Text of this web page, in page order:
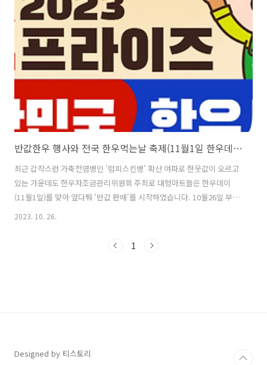
회 되시기 바랍니다. 1. 2024 소프라이즈 행사- 행사기간 :
2024.05.01(화) ~ 05.09(목)- 전국 대형마트, 농축협매장 등 오프라인 매
장과 온라인 쇼핑몰 반값한우 매장확인하기 2. 온라인 한우장터 - ‘소
프라이즈 2024 대한민국 한우세일’의 일환으로..
반값한우 행사와 전국 한우먹는날 축제(11월1일 한우데이 소프라이즈)
최근 갑작스런 가축전염병인 '럼피스킨병' 확산 여파로 한웃값이 오르고
있는 가운데도 한우자조금관리위원회 주최로 대형마트들은 한우데이
(11월1일)를 맞아 앞다퉈 '반값 판매'를 시작하였습니다. 10월26일 부터
최장11월5일까지 전국 대형마트, 온라인몰, 농.축협 하나로마트, 기타
이 한정되어 있기에 할인판매행사 매장 확인 후 빠르게 구매하시는 것을
2023. 10. 26.
1
Designed by 티스토리